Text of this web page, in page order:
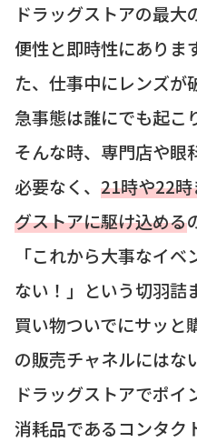
ドラッグストアの最
便性と即時性にありま
た、仕事中にレンズが
急事態は誰にでも起こ
そんな時、専門店や眼
必要なく、 21時や22
グストアに駆け込める
「これから大事なイ
ない！」という切羽詰
買い物ついでにサッと
の販売チャネルにはな
ドラッグストアでポイ
消耗品であるコンタク